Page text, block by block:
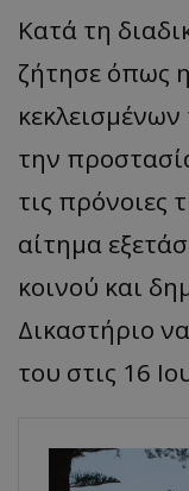
Κατά τη
ζήτησε όπως
την
τις πρόνοιες
αίτημα
κοινού και
Δικαστήριο
του στις 16